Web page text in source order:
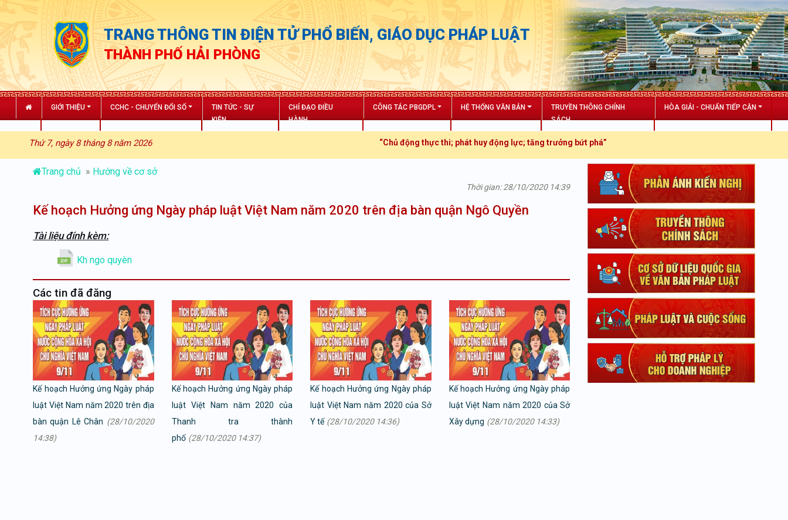
TRANG THÔNG TIN ĐIỆN TỬ PHỔ BIẾN, GIÁO DỤC PHÁP LUẬT
THÀNH PHỐ HẢI PHÒNG
GIỚI THIỆU CCHC - CHUYỂN ĐỔI SỐ
TIN TỨC - SỰ
KIỆN
CHỈ ĐẠO ĐIỀU
HÀNH
CÔNG TÁC PBGDPL HỆ THỐNG VĂN BẢN
TRUYỀN THÔNG CHÍNH
SÁCH
HÒA GIẢI - CHUẨN TIẾP CẬN
Thứ 7, ngày 8 tháng 8 năm 2026 “Chủ động thực thi; phát huy động lực; tăng trưởng bứt phá”
Trang chủ » Hướng về cơ sở
Thời gian: 28/10/2020 14:39
Kế hoạch Hưởng ứng Ngày pháp luật Việt Nam năm 2020 trên địa bàn quận Ngô Quyền
Tài liệu đính kèm:
Kh ngo quyèn
Các tin đã đăng
Kế hoạch Hưởng ứng Ngày pháp
luật Việt Nam năm 2020 trên địa
bàn quận Lê Chân (28/10/2020
14:38)
Kế hoạch Hưởng ứng Ngày pháp
luật Việt Nam năm 2020 của
Thanh tra thành
phố (28/10/2020 14:37)
Kế hoạch Hưởng ứng Ngày pháp
luật Việt Nam năm 2020 của Sở
Y tế (28/10/2020 14:36)
Kế hoạch Hưởng ứng Ngày pháp
luật Việt Nam năm 2020 của Sở
Xây dựng (28/10/2020 14:33)